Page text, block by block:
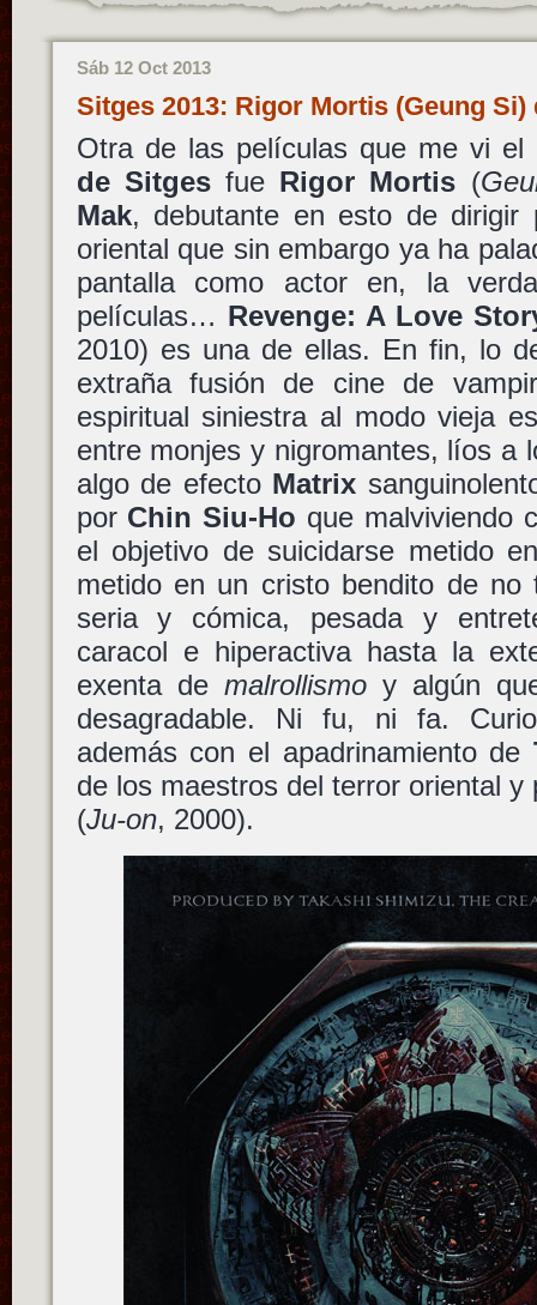
Sáb 12 Oct 2013
Sitges 2013: Rigor Mortis (Geung
Otra de las películas que me vi
de Sitgesfue Rigor Mortis (
Mak, debutante en esto de dirigir
oriental que sin embargo ya ha
pantalla como actor en, la
películas… Revenge: A Love
2010) es una de ellas. En fin, lo
extraña fusión de cine de
espiritual siniestra al modo vieja
entre monjes y nigromantes, líos a
algo de efecto Matrix
por Chin Siu-Ho que malviviendo
el objetivo de suicidarse metido
metido en un cristo bendito de no
seria y cómica, pesada y
caracol e hiperactiva hasta la
exenta de malrollismoy algún
desagradable. Ni fu, ni fa.
además con el apadrinamiento de
de los maestros del terror oriental
(Ju-on, 2000).